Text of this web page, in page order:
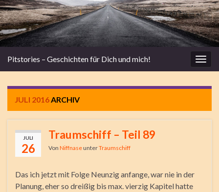
Pitstories – Geschichten für Dich und mich!
JULI 2016 ARCHIV
JULI
26
Traumschiff – Teil 89
Von NiffnaseunterTraumschiff
Das ich jetzt mit Folge Neunzig anfange, war nie in der
Planung, eher so dreißig bis max. vierzig Kapitel hatte